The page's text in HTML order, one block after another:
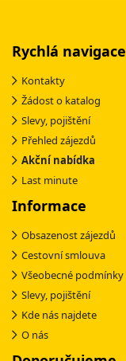
Rychlá navigace
Kontakty
Žádost o katalog
Slevy, pojištění
Přehled zájezdů
Akční nabídka
Last minute
Informace
Obsazenost zájezdů
Cestovní smlouva
Všeobecné podmínky
Slevy, pojištění
Kde nás najdete
O nás